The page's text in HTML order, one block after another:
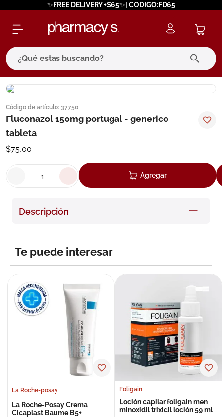
✨FREE DELIVERY +$65✨| CODIGO:FD65
¿Qué estas buscando?
Código de artículo: 37750
Fluconazol 150mg portugal - generico
tableta
$75,00
Agregar
Descripción
Te puede interesar
La Roche-posay
La Roche-Posay Crema
Cicaplast Baume B5+
Foligain
Loción capilar foligain men
minoxidil trixidil loción 59 ml
términos más buscados
1. eucerin
cerave
7. degraler
9 isdin
10.pañales